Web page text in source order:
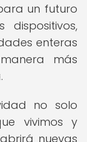
un futuro
enteras
más
no solo
vivimos y
nuevas